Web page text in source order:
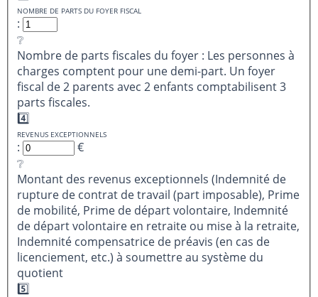
NOMBRE DE PARTS DU FOYER FISCAL
:
❔
Nombre de parts fiscales du foyer : Les personnes à
charges comptent pour une demi-part. Un foyer
fiscal de 2 parents avec 2 enfants comptabilisent 3
parts fiscales.
4️⃣
REVENUS EXCEPTIONNELS
:
€
❔
Montant des revenus exceptionnels (Indemnité de
rupture de contrat de travail (part imposable), Prime
de mobilité, Prime de départ volontaire, Indemnité
de départ volontaire en retraite ou mise à la retraite,
Indemnité compensatrice de préavis (en cas de
licenciement, etc.) à soumettre au système du
quotient
5️⃣